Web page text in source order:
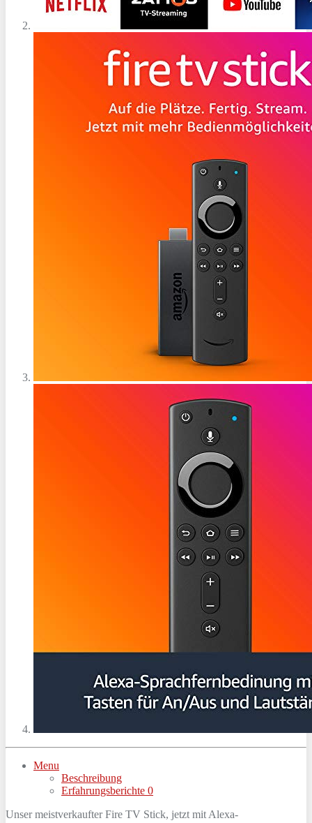
Menu
Beschreibung
Erfahrungsberichte 0
Unser meistverkaufter Fire TV Stick, jetzt mit Alexa-